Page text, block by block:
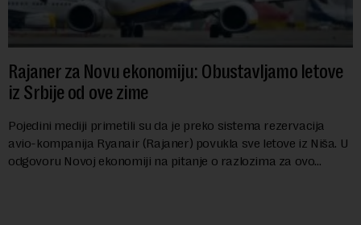
Rajaner za Novu ekonomiju: Obustavljamo letove
iz Srbije od ove zime
Pojedini mediji primetili su da je preko sistema rezervacija
avio-kompanija Ryanair (Rajaner) povukla sve letove iz Niša. U
odgovoru Novoj ekonomiji na pitanje o razlozima za ovo